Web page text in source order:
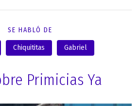
SE HABLÓ DE
Chiquititas Gabriel
Primicias Ya